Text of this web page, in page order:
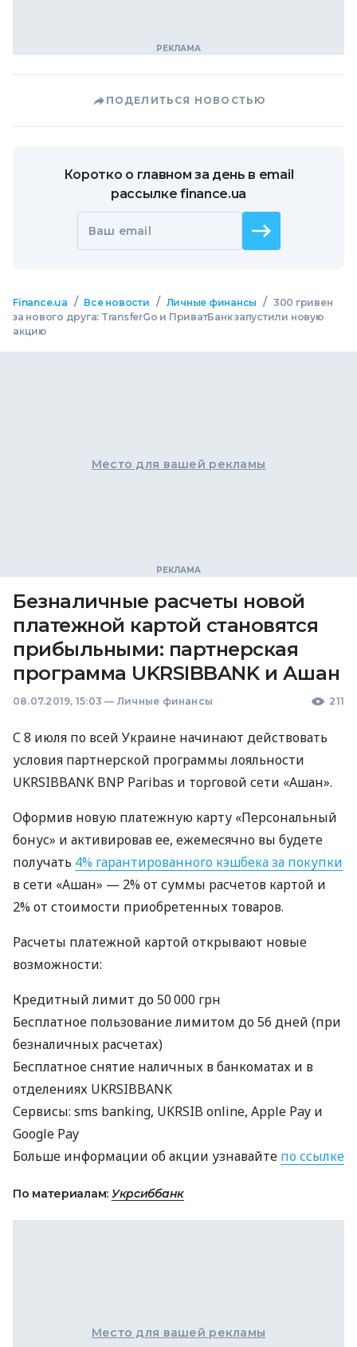
ПОДЕЛИТЬСЯ НОВОСТЬЮ
Коротко о главном за день в email
рассылке finance.ua
Ваш email
Finance.ua / Все новости / Личные финансы /
300 гривен
за нового друга: TransferGo и ПриватБанк запустили новую
акцию
Место для вашей рекламы
Безналичные расчеты новой
платежной картой становятся
прибыльными: партнерская
программа UKRSIBBANK и Ашан
08.07.2019, 15:03 — Личные финансы 211
С 8 июля по всей Украине начинают действовать
условия партнерской программы лояльности
UKRSIBBANK BNP Paribas и торговой сети «Ашан».
Оформив новую платежную карту «Персональный
бонус» и активировав ее, ежемесячно вы будете
получать 4% гарантированного кэшбека за покупки
в сети «Ашан» — 2% от суммы расчетов картой и
2% от стоимости приобретенных товаров.
Расчеты платежной картой открывают новые
возможности:
Кредитный лимит до 50 000 грн
Бесплатное пользование лимитом до 56 дней (при
безналичных расчетах)
Бесплатное снятие наличных в банкоматах и в
отделениях UKRSIBBANK
Сервисы: sms banking, UKRSIB online, Apple Pay и
Google Pay
Больше информации об акции узнавайте по ссылке
По материалам: Укрсиббанк
Место для вашей рекламы